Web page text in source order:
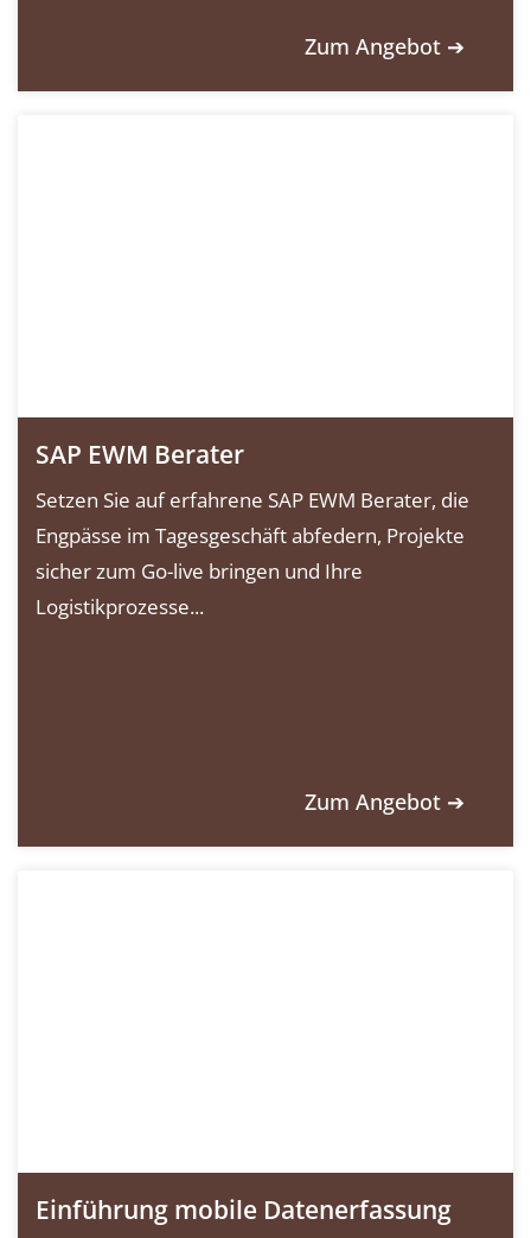
Zum Angebot ➔
SAP EWM Berater
Setzen Sie auf erfahrene SAP EWM Berater, die
Engpässe im Tagesgeschäft abfedern, Projekte
sicher zum Go-live bringen und Ihre
Logistikprozesse...
Zum Angebot ➔
Einführung mobile Datenerfassung